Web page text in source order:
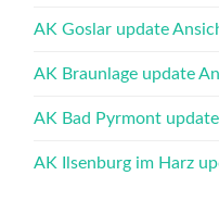
AK Goslar update
AK Braunlage update
AK Bad Pyrmont
AK Ilsenburg im Harz